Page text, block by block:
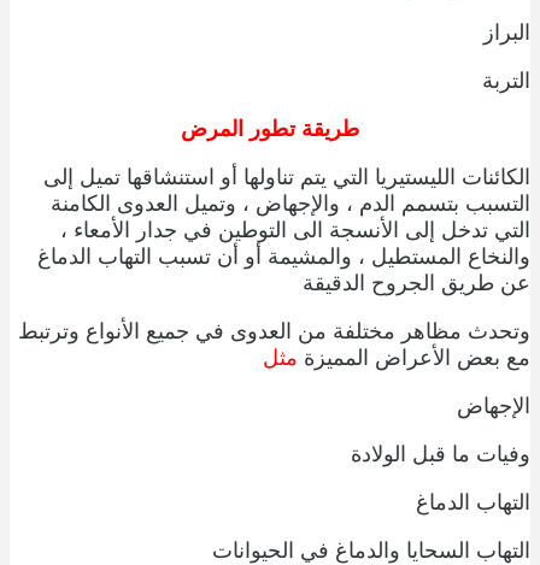
البراز
التربة
طريقة تطور المرض
الكائنات الليستيريا التي يتم تناولها أو استنشاقها تميل إلى
التسبب بتسمم الدم ، والإجهاض ، وتميل العدوى الكامنة
التي تدخل إلى الأنسجة الى التوطين في جدار الأمعاء ،
والنخاع المستطيل ، والمشيمة أو أن تسبب التهاب الدماغ
عن طريق الجروح الدقيقة
وتحدث مظاهر مختلفة من العدوى في جميع الأنواع وترتبط
مع بعض الأعراض المميزة مثل
الإجهاض
وفيات ما قبل الولادة
التهاب الدماغ
التهاب السحايا والدماغ في الحيوانات